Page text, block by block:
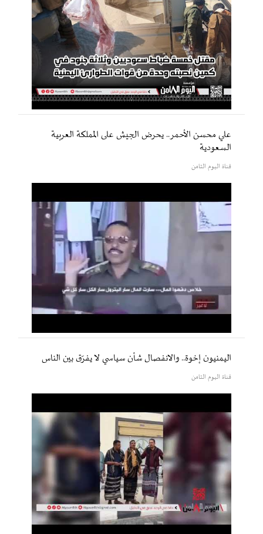
علي محسن الأحمر.. يحرض الجيش على المملكة العربية
السعودية
قناة اليوم الثامن
اليمنيون إخوة.. والانفصال شأن سياسي لا يفرّق بين الناس
قناة اليوم الثامن